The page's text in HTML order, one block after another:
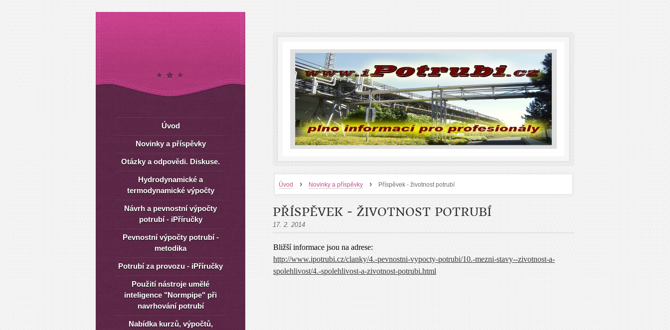
Úvod › Novinky a příspěvky › Příspěvek - životnost potrubí
PŘÍSPĚVEK - ŽIVOTNOST POTRUBÍ
17. 2. 2014
Bližší informace jsou na adrese:
http://www.ipotrubi.cz/clanky/4.-pevnostni-vypocty-potrubi/10.-mezni-stavy--zivotnost-a-
spolehlivost/4.-spolehlivost-a-zivotnost-potrubi.html
Úvod
Novinky a příspěvky
Otázky a odpovědi. Diskuse.
Hydrodynamické a
termodynamické výpočty
Návrh a pevnostní výpočty
potrubí - iPříručky
Pevnostní výpočty potrubí -
metodika
Potrubí za provozu - iPříručky
Použití nástroje umělé
inteligence "Normpipe" při
navrhování potrubí
Nabídka kurzů, výpočtů,